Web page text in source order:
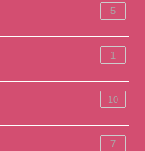
5
1
10
7